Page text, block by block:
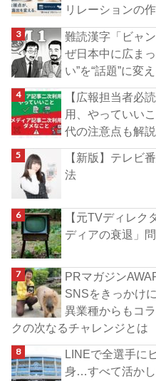
リレーションの
難読漢字「ビャ
ぜ日本中に広ま
い”を“話題”に変
【広報担当者必
用、やっていい
代の注意点も解説
【新版】テレビ
法
【元TVディレク
ディアの衰退」
PRマガジン
SNSをきっかけ
異業種からもコ
クの次なるチャレンジとは
LINEで全選手に
身…すべて活か